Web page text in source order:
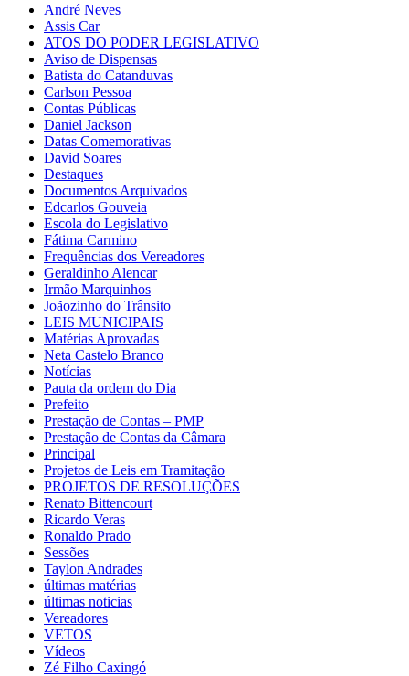
André Neves
Assis Car
ATOS DO PODER LEGISLATIVO
Aviso de Dispensas
Batista do Catanduvas
Carlson Pessoa
Contas Públicas
Daniel Jackson
Datas Comemorativas
David Soares
Destaques
Documentos Arquivados
Edcarlos Gouveia
Escola do Legislativo
Fátima Carmino
Frequências dos Vereadores
Geraldinho Alencar
Irmão Marquinhos
Joãozinho do Trânsito
LEIS MUNICIPAIS
Matérias Aprovadas
Neta Castelo Branco
Notícias
Pauta da ordem do Dia
Prefeito
Prestação de Contas – PMP
Prestação de Contas da Câmara
Principal
Projetos de Leis em Tramitação
PROJETOS DE RESOLUÇÕES
Renato Bittencourt
Ricardo Veras
Ronaldo Prado
Sessões
Taylon Andrades
últimas matérias
últimas noticias
Vereadores
VETOS
Vídeos
Zé Filho Caxingó